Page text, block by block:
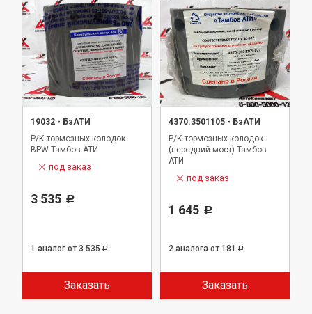
19032 - БзАТИ
Р/К тормозных колодок
BPW Тамбов АТИ
под заказ
3 535 Р
1 аналог от 3 535 Р
Заказать
4370.3501105 - БзАТИ
Р/К тормозных колодок
(передний мост) Тамбов
АТИ
под заказ
1 645 Р
2 аналога от 181 Р
Заказать